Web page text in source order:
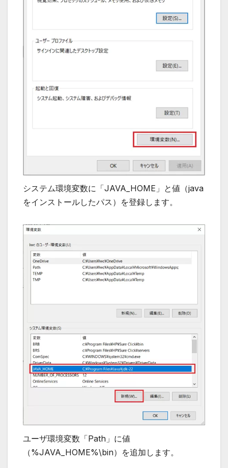
システム環境変数に「JAVA_HOME」と値（java
をインストールしたパス）を登録します。
ユーザ環境変数「Path」に値
（%JAVA_HOME%\bin）を追加します。